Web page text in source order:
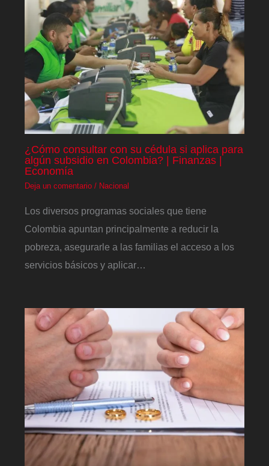
¿Cómo consultar con su cédula si aplica para
algún subsidio en Colombia? | Finanzas |
Economía
Deja un comentario / Nacional
Los diversos programas sociales que tiene
Colombia apuntan principalmente a reducir la
pobreza, asegurarle a las familias el acceso a los
servicios básicos y aplicar…